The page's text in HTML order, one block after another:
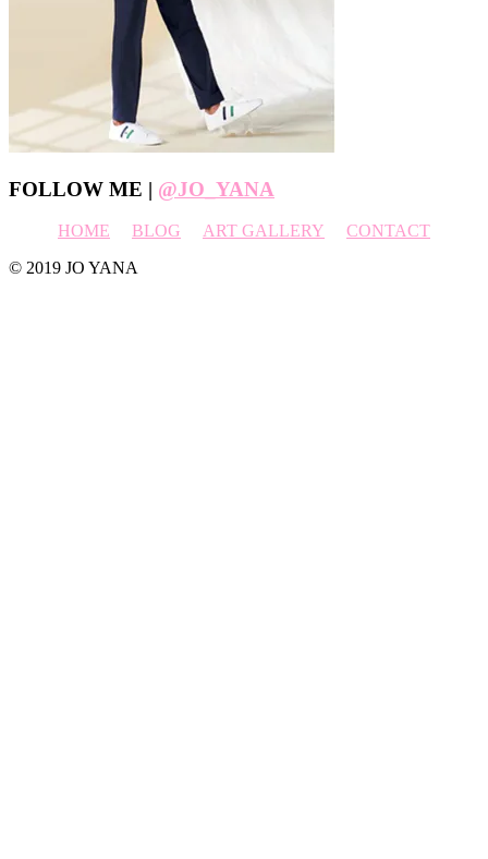
Footer
FOLLOW ME | @JO_YANA
HOME BLOG ART GALLERY
CONTACT
© 2019 JO YANA